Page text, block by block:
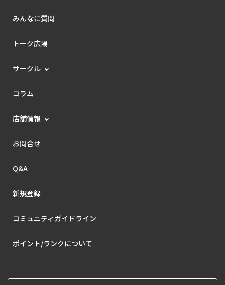
みんなに質問
トーク広場
サークル
コラム
店舗情報
お問合せ
Q&A
新規登録
コミュニティガイドライン
ポイント/ランクについて